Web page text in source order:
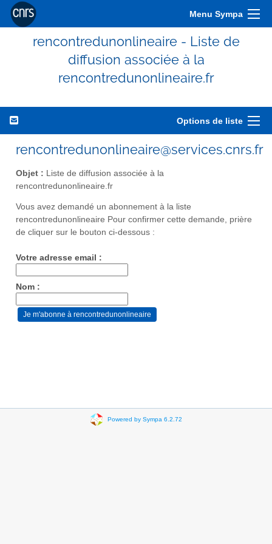
Menu Sympa
rencontredunonlineaire - Liste de
diffusion associée à la
rencontredunonlineaire.fr
Options de liste
rencontredunonlineaire@services.cnrs.fr
Objet : Liste de diffusion associée à la
rencontredunonlineaire.fr
Vous avez demandé un abonnement à la liste
rencontredunonlineaire Pour confirmer cette demande, prière
de cliquer sur le bouton ci-dessous :
Votre adresse email :
Nom :
Powered by Sympa 6.2.72